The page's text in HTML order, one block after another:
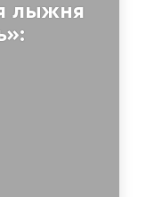
лыжня